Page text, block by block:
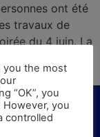
ont été
travaux de
du 4 juin. La
you the most
“OK”, you
you
controlled